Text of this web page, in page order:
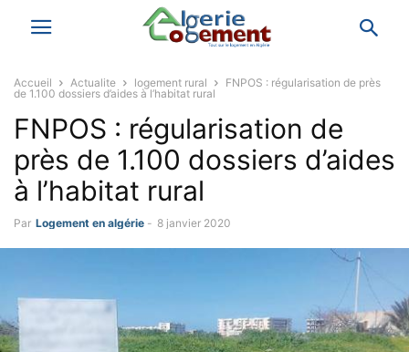
Accueil Actualite logement rural
FNPOS : régularisation de près
de 1.100 dossiers d’aides à l’habitat rural
FNPOS : régularisation de
près de 1.100 dossiers d’aides
à l’habitat rural
Par Logement en algérie - 8 janvier 2020